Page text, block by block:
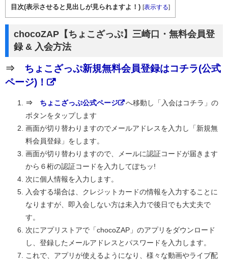
目次(表示させると見出しが見られますよ！) [表示する]
chocoZAP【ちょこざっぷ】三崎口・無料会員登
録 & 入会方法
⇒ ちょこざっぷ新規無料会員登録はコチラ(公式
ページ)！
⇒ ちょこざっぷ公式ページ
へ移動し「入会はコチラ」の
ボタンをタップします
画面が切り替わりますのでメールアドレスを入力し「新規無
料会員登録」をします。
画面が切り替わりますので、メールに認証コードが届きます
から６桁の認証コードを入力してぽちッ!
次に個人情報を入力します。
入会する場合は、クレジットカードの情報を入力することに
なりますが、即入会しない方は未入力で後日でも大丈夫で
す。
次にアプリストアで「chocoZAP」のアプリをダウンロード
し、登録したメールアドレスとパスワードを入力します。
これで、アプリが使えるようになり、様々な動画やライブ配